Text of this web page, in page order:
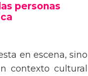
personas
en escena, sino
contexto cultural